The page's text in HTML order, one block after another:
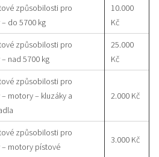
způsobilosti pro
do 5700 kg
10.000
Kč
způsobilosti pro
nad 5700 kg
25.000
Kč
způsobilosti pro
motory – kluzáky a
2.000 Kč
způsobilosti pro
– motory pístové
3.000 Kč